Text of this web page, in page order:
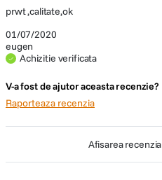
01/07/2020
eugen
Achizitie verificata
prwt ,calitate,ok
V-a fost de ajutor aceasta recenzie?
Raporteaza recenzia
afisarea recenzia